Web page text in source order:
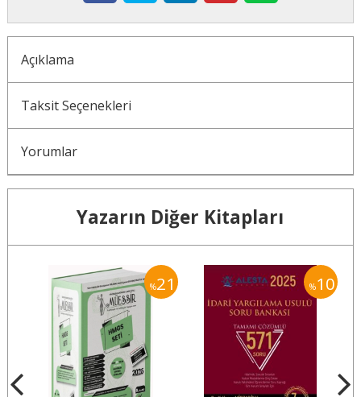
Açıklama
Taksit Seçenekleri
Yorumlar
Yazarın Diğer Kitapları
%21 %10